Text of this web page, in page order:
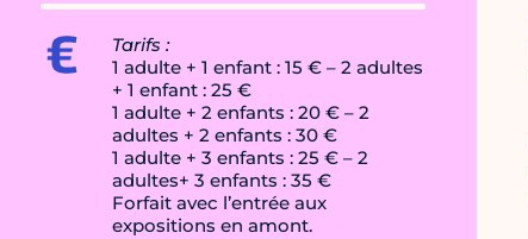
Tarifs :
1 adulte + 1 enfant : 15 € – 2 adultes
+ 1 enfant : 25 €
1 adulte + 2 enfants : 20 € – 2
adultes + 2 enfants : 30 €
1 adulte + 3 enfants : 25 € – 2
adultes+ 3 enfants : 35 €
Forfait avec l’entrée aux
expositions en amont.